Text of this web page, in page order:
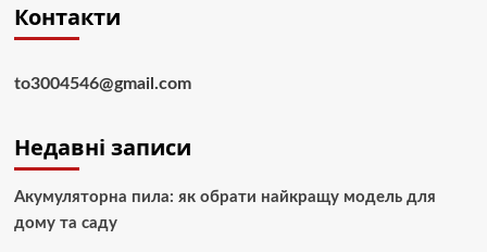
Контакти
to3004546@gmail.com
Недавні записи
Акумуляторна пила: як обрати найкращу модель для
дому та саду